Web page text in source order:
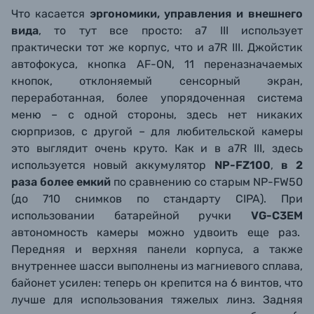
Что касается эргономики, управления и внешнего
вида, то тут все просто: a7 III использует
практически тот же корпус, что и a7R III. Джойстик
автофокуса, кнопка AF-ON, 11 переназначаемых
кнопок, отклоняемый сенсорный экран,
переработанная, более упорядоченная система
меню – с одной стороны, здесь нет никаких
сюрпризов, с другой – для любительской камеры
это выглядит очень круто. Как и в a7R III, здесь
используется новый аккумулятор NP-FZ100, в 2
раза более емкий по сравнению со старым NP-FW50
(до 710 снимков по стандарту CIPA). При
использовании батарейной ручки VG-C3EM
автономность камеры можно удвоить еще раз.
Передняя и верхняя панели корпуса, а также
внутреннее шасси выполнены из магниевого сплава,
байонет усилен: теперь он крепится на 6 винтов, что
лучше для использования тяжелых линз. Задняя